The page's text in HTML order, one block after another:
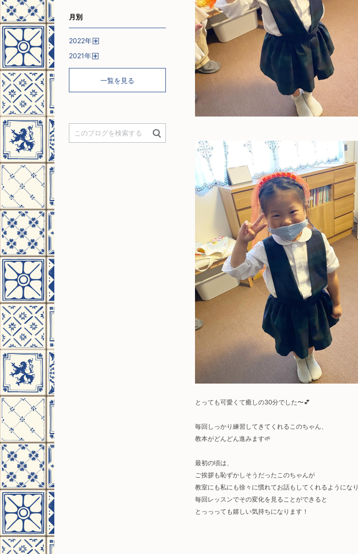
とっても可愛くて癒しの30分でした〜💕
毎回しっかり練習してきてくれるこのちゃん、
教本がどんどん進みます🌱
最初の頃は、
ご挨拶も恥ずかしそうだったこのちゃんが
教室にも私にも徐々に慣れてお話もしてくれるようになり
毎回レッスンでその変化を見ることができると
とっっっても嬉しい気持ちになります！
月別
2022年
2021年
一覧を見る